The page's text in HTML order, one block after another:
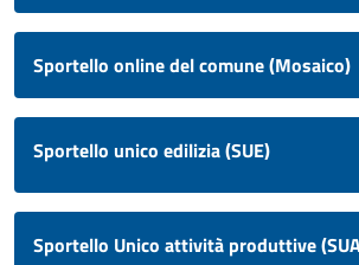
Sportello online del comune (Mosaico)
Sportello unico edilizia (SUE)
Sportello Unico attività produttive